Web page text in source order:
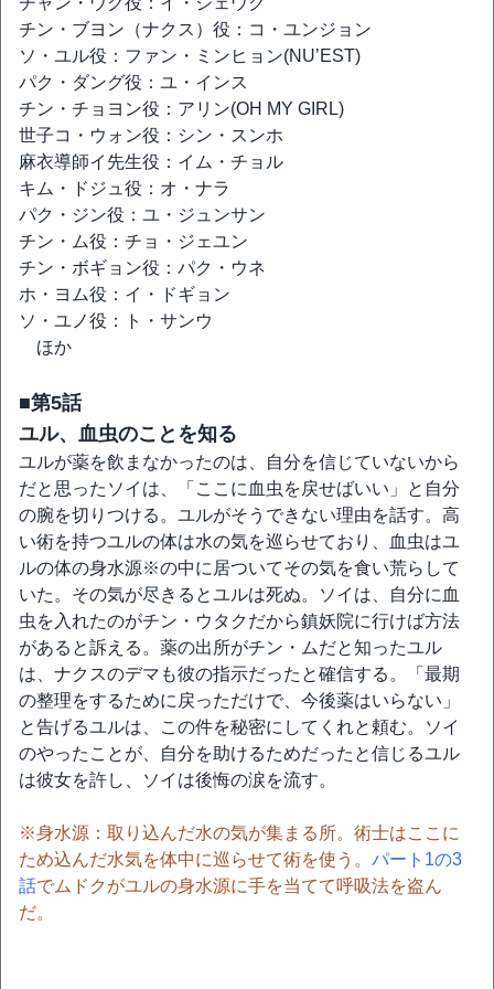
チン・ブヨン（ナクス）役：コ・ユンジョン
ソ・ユル役：ファン・ミンヒョン(NU’EST)
パク・ダング役：ユ・インス
チン・チョヨン役：アリン(OH MY GIRL)
世子コ・ウォン役：シン・スンホ
麻衣導師イ先生役：イム・チョル
キム・ドジュ役：オ・ナラ
パク・ジン役：ユ・ジュンサン
チン・ム役：チョ・ジェユン
チン・ボギョン役：パク・ウネ
ホ・ヨム役：イ・ドギョン
ソ・ユノ役：ト・サンウ
ほか
■第5話
ユル、血虫のことを知る
ユルが薬を飲まなかったのは、自分を信じていないから
だと思ったソイは、「ここに血虫を戻せばいい」と自分
の腕を切りつける。ユルがそうできない理由を話す。高
い術を持つユルの体は水の気を巡らせており、血虫はユ
ルの体の身水源※の中に居ついてその気を食い荒らして
いた。その気が尽きるとユルは死ぬ。ソイは、自分に血
虫を入れたのがチン・ウタクだから鎮妖院に行けば方法
があると訴える。薬の出所がチン・ムだと知ったユル
は、ナクスのデマも彼の指示だったと確信する。「最期
の整理をするために戻っただけで、今後薬はいらない」
と告げるユルは、この件を秘密にしてくれと頼む。ソイ
のやったことが、自分を助けるためだったと信じるユル
は彼女を許し、ソイは後悔の涙を流す。
※身水源：取り込んだ水の気が集まる所。術士はここに
ため込んだ水気を体中に巡らせて術を使う。 パート1の3
話でムドクがユルの身水源に手を当てて呼吸法を盗ん
だ。